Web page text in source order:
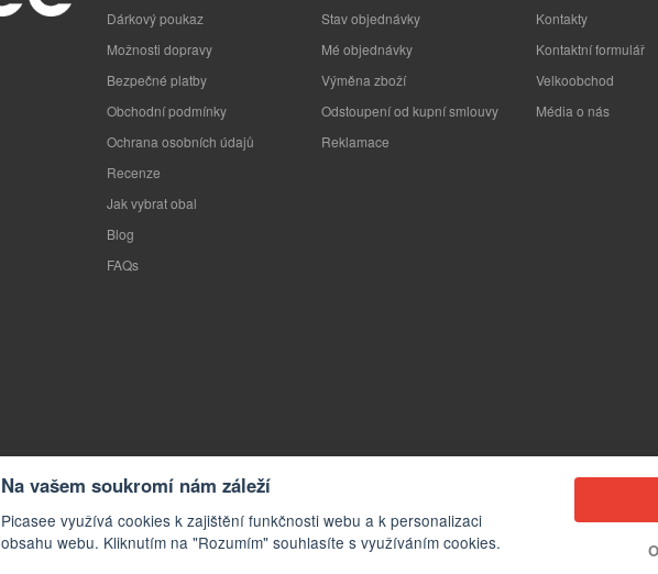
Dárkový poukaz
Možnosti dopravy
Bezpečné platby
Obchodní podmínky
Ochrana osobních údajů
Recenze
Jak vybrat obal
Blog
FAQs
Stav objednávky
Mé objednávky
Výměna zboží
Odstoupení od kupní smlouvy
Reklamace
Kontakty
Kontaktní formulář
Velkoobchod
Média o nás
Na vašem soukromí nám záleží
Picasee využívá cookies k zajištění funkčnosti webu a k personalizaci
obsahu webu. Kliknutím na "Rozumím" souhlasíte s využíváním cookies.